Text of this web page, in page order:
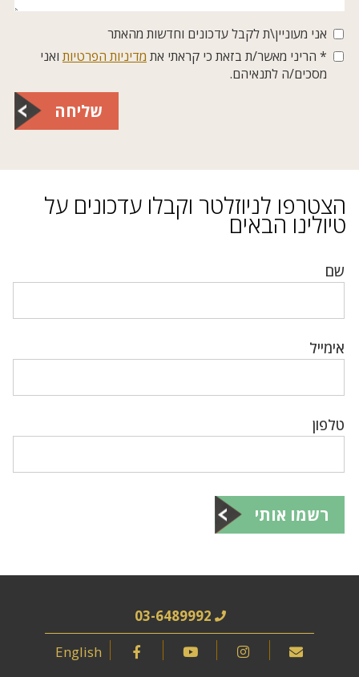
אני מעוניין\ת לקבל עדכונים וחדשות מהאתר
* הריני מאשר/ת בזאת כי קראתי את מדיניות הפרטיות ואני
מסכים/ה לתנאיהם.
שליחה
הצטרפו לניוזלטר וקבלו עדכונים על
טיולינו הבאים
שם
אימייל
טלפון
רשמו אותי
03-6489992
English